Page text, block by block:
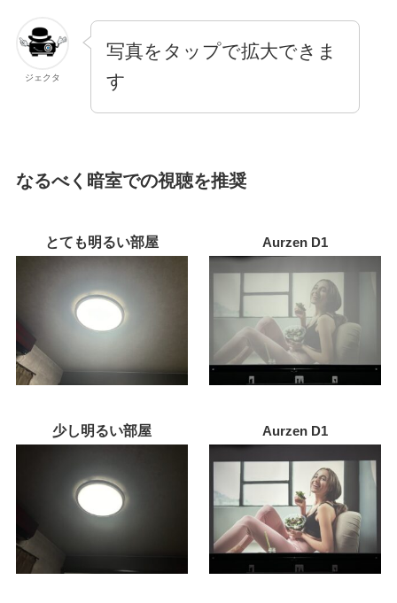
ジェクタ
写真をタップで拡大できま
す
なるべく暗室での視聴を推奨
とても明るい部屋 Aurzen D1
少し明るい部屋 Aurzen D1